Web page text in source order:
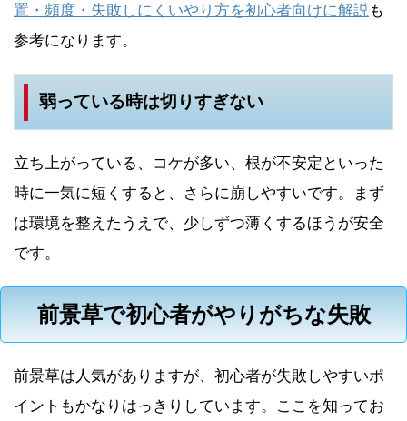
置・頻度・失敗しにくいやり方を初心者向けに解説も
参考になります。
弱っている時は切りすぎない
立ち上がっている、コケが多い、根が不安定といった
時に一気に短くすると、さらに崩しやすいです。まず
は環境を整えたうえで、少しずつ薄くするほうが安全
です。
前景草で初心者がやりがちな失敗
前景草は人気がありますが、初心者が失敗しやすいポ
イントもかなりはっきりしています。ここを知ってお